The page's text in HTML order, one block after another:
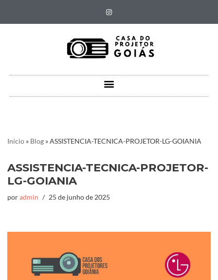
Pular
Início » Blog »ASSISTENCIA-TECNICA-PROJETOR-LG-GOIANIA
ASSISTENCIA-TECNICA-PROJETOR-
LG-GOIANIA
poradmin 25 de junho de 2025